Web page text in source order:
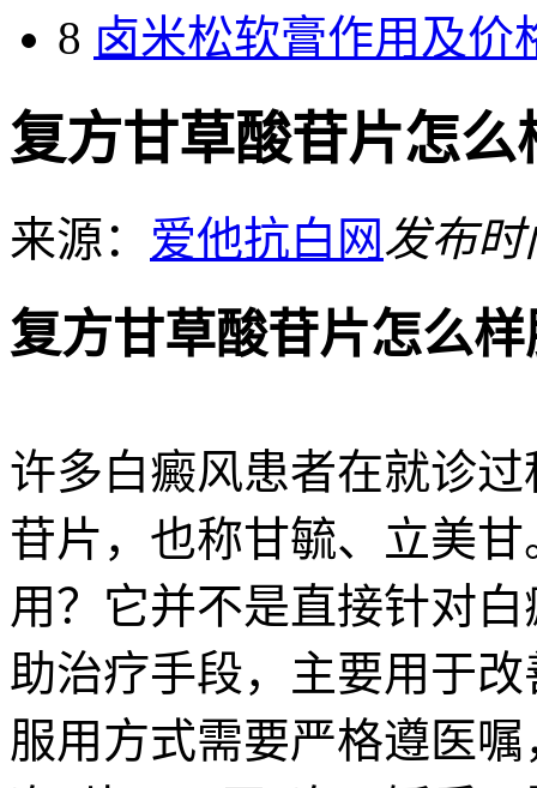
8 卤米松软膏作用及价
复方甘草酸苷片怎么
来源： 爱他抗白网发布时
复方甘草酸苷片怎么
许多白癜风患者在就诊
苷片，也称甘毓、立美
用？它并不是直接针对
助治疗手段，主要用于
服用方式需要严格遵医